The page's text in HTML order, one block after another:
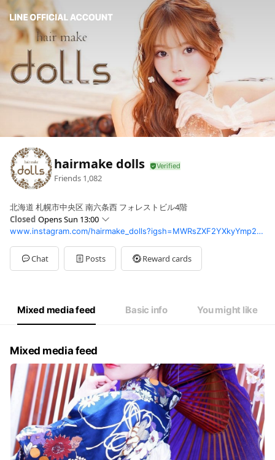
hairmake dolls
Friends 1,082
北海道 札幌市中央区 南六条西 フォレストビル4階
Closed Opens Sun 13:00
Sun13:00 - 22:00
Mon13:00 - 22:00
Tue13:00 - 22:00
Wed13:00 - 22:00
13:00 - 22:00
定休日:第一日曜日
www.instagram.com/hairmake_dolls?igsh=MWRsZXF2YXkyYmp2Zg%3D%3D&utm_source=qr
Chat Posts Reward cards
Mixed media feed Basic info You might like
Mixed media feed